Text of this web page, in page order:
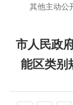
其他主动公
市人民政
能区类别